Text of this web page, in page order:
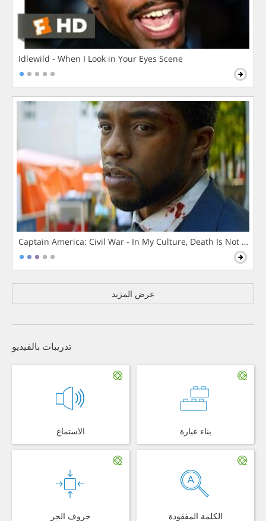
Idlewild - When I Look in Your Eyes Scene
Captain America: Civil War - In My Culture, Death Is Not The
عرض المزيد
تدريبات بالفيديو
الاستماع بناء عبارة
حروف الجر الكلمة المفقودة